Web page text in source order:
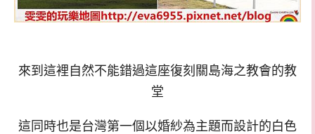
來到這裡自然不能錯過這座復刻關島海之教會的教
堂
這同時也是台灣第一個以婚紗為主題而設計的白色